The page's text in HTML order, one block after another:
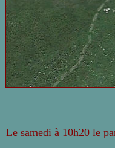
Le samedi à 10h20 le